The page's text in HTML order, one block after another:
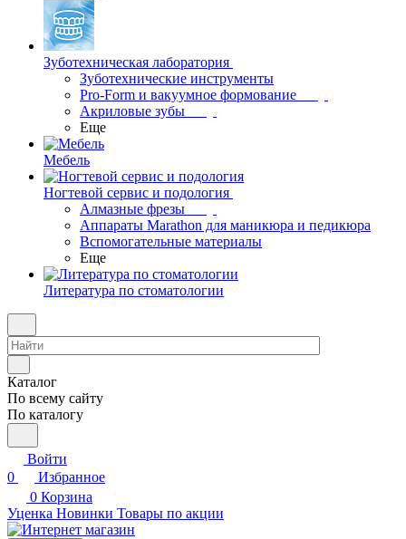
Зуботехническая лаборатория
Зуботехнические инструменты
Pro-Form и вакуумное формование
Акриловые зубы
Еще
Мебель
Ногтевой сервис и подология
Алмазные фрезы
Аппараты Marathon для маникюра и педикюра
Вспомогательные материалы
Еще
Литература по стоматологии
Каталог
По всему сайту
По каталогу
Войти
0
Избранное
0 Корзина
Уценка Новинки Товары по акции